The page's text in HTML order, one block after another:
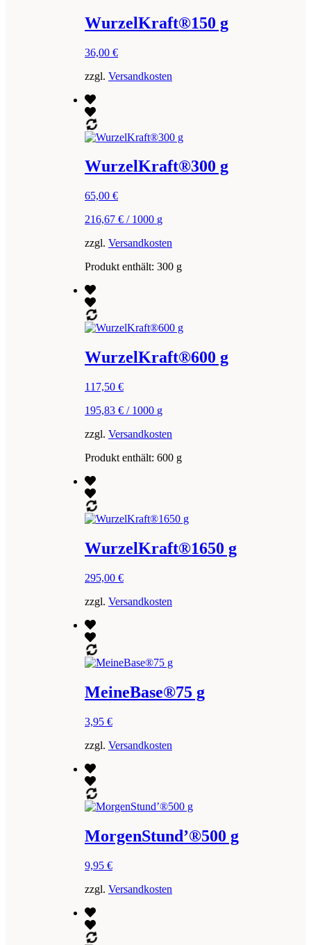
WurzelKraft®150 g
36,00 €
zzgl. Versandkosten
WurzelKraft®300 g
65,00 €
216,67 € / 1000 g
zzgl. Versandkosten
Produkt enthält: 300 g
WurzelKraft®600 g
117,50 €
195,83 € / 1000 g
zzgl. Versandkosten
Produkt enthält: 600 g
WurzelKraft®1650 g
295,00 €
zzgl. Versandkosten
MeineBase®75 g
3,95 €
zzgl. Versandkosten
MorgenStund’®500 g
9,95 €
zzgl. Versandkosten